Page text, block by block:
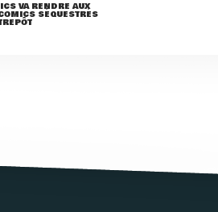
VA RENDRE AUX
SÉQUESTRÉS